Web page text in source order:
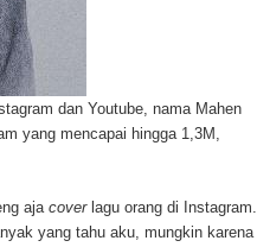
dan Youtube, nama Mahen
yang mencapai hingga 1,3M,
ajacoverlagu orang di Instagram.
yang tahu aku, mungkin karena